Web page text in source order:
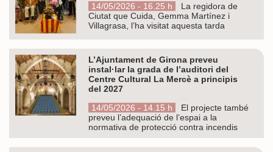
14/05/2026 - 16.25 h
La regidora de
Ciutat que Cuida, Gemma Martínez i
Villagrasa, l’ha visitat aquesta tarda
L’Ajuntament de Girona preveu
instal·lar la grada de l’auditori del
Centre Cultural La Mercè a principis
del 2027
14/05/2026 - 14.15 h
El projecte també
preveu l’adequació de l’espai a la
normativa de protecció contra incendis